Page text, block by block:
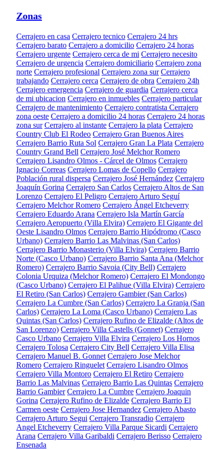
Zonas
Cerrajero en casa Cerrajero tecnico Cerrajero 24 hrs
Cerrajero barato Cerrajero a domicilio Cerrajero 24 horas
Cerrajero urgente Cerrajero cerca de mi Cerrajero necesito
Cerrajero de urgencia Cerrajero domiciliario Cerrajero zona
norte Cerrajero profesional Cerrajero zona sur Cerrajero
trabajando Cerrajero cerca Cerrajero de obra Cerrajero 24h
Cerrajero emergencia Cerrajero de guardia Cerrajero cerca
de mi ubicacion Cerrajero en inmuebles Cerrajero particular
Cerrajero de mantenimiento Cerrajero contratista Cerrajero
zona oeste Cerrajero a domicilio 24 horas Cerrajero 24 horas
zona sur Cerrajero al instante Cerrajero la plata Cerrajero
Country Club El Rodeo Cerrajero Gran Buenos Aires
Cerrajero Barrio Ruta Sol Cerrajero Gran La Plata Cerrajero
Country Grand Bell Cerrajero José Melchor Romero
Cerrajero Lisandro Olmos - Cárcel de Olmos Cerrajero
Ignacio Correas Cerrajero Lomas de Copello Cerrajero
Población rural dispersa Cerrajero José Hernández Cerrajero
Joaquín Gorina Cerrajero San Carlos Cerrajero Altos de San
Lorenzo Cerrajero El Peligro Cerrajero Arturo Seguí
Cerrajero Melchor Romero Cerrajero Ángel Etcheverry
Cerrajero Eduardo Arana Cerrajero Isla Martín García
Cerrajero Aeropuerto (Villa Elvira) Cerrajero El Gigante del
Oeste Lisandro Olmos Cerrajero Barrio Hipódromo (Casco
Urbano) Cerrajero Barrio Las Malvinas (San Carlos)
Cerrajero Barrio Monasterio (Villa Elvira) Cerrajero Barrio
Norte (Casco Urbano) Cerrajero Barrio Santa Ana (Melchor
Romero) Cerrajero Barrio Savoia (City Bell) Cerrajero
Colonia Urquiza (Melchor Romero) Cerrajero El Mondongo
(Casco Urbano) Cerrajero El Palihue (Villa Elvira) Cerrajero
El Retiro (San Carlos) Cerrajero Gambier (San Carlos)
Cerrajero La Cumbre (San Carlos) Cerrajero La Granja (San
Carlos) Cerrajero La Loma (Casco Urbano) Cerrajero Las
Quintas (San Carlos) Cerrajero Rufino de Elizalde (Altos de
San Lorenzo) Cerrajero Villa Castells (Gonnet) Cerrajero
Casco Urbano Cerrajero Villa Elvira Cerrajero Los Hornos
Cerrajero Tolosa Cerrajero City Bell Cerrajero Villa Elisa
Cerrajero Manuel B. Gonnet Cerrajero Jose Melchor
Romero Cerrajero Ringuelet Cerrajero Lisandro Olmos
Cerrajero Villa Montoro Cerrajero El Retiro Cerrajero
Barrio Las Malvinas Cerrajero Barrio Las Quintas Cerrajero
Barrio Gambier Cerrajero La Cumbre Cerrajero Joaquin
Gorina Cerrajero Rufino de Elizalde Cerrajero Barrio El
Carmen oeste Cerrajero Jose Hernandez Cerrajero Abasto
Cerrajero Arturo Segui Cerrajero Transradio Cerrajero
Angel Etcheverry Cerrajero Villa Parque Sicardi Cerrajero
Arana Cerrajero Villa Garibaldi Cerrajero Berisso Cerrajero
Ensenada